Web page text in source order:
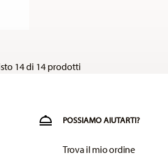
14 di 14 prodotti
POSSIAMO AIUTARTI?
Trova il mio ordine